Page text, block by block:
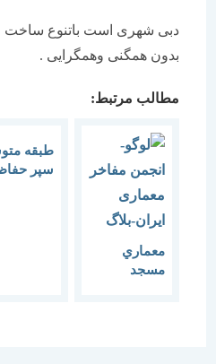
دبی شهری است باتنوع ساخت وساز
بدون همگنی وهمگرایی .
مطالب مرتبط:
معماري
طبقه متوسط
سپر حفاظتی